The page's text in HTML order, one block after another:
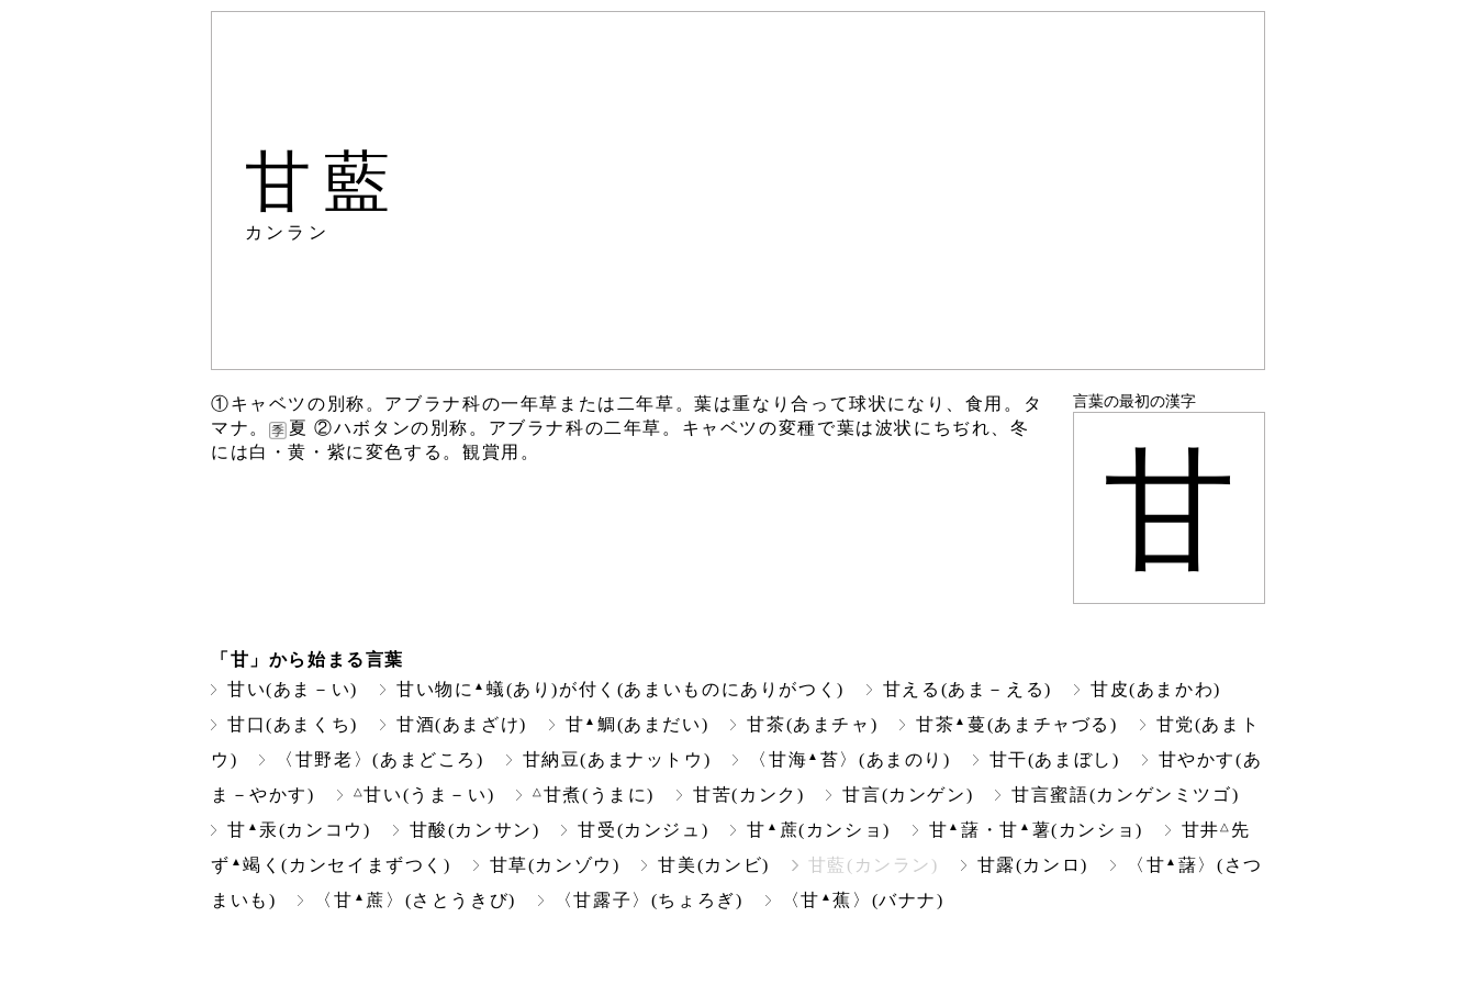
甘藍
カンラン
①キャベツの別称。アブラナ科の一年草または二年草。葉は重なり合って球状になり、食用。タ
マナ。
夏 ②ハボタンの別称。アブラナ科の二年草。キャベツの変種で葉は波状にちぢれ、冬
には白・黄・紫に変色する。観賞用。
言葉の最初の漢字
甘
「甘」から始まる言葉
甘い(あま－い)
甘い物に ▲ 蟻(あり)が付く(あまいものにありがつく) 甘える(あま－える)
甘皮(あまかわ)
甘口(あまくち)
甘酒(あまざけ) 甘 ▲鯛(あまだい) 甘茶(あまチャ) 甘茶 ▲蔓(あまチャづる)
甘党(あまト
ウ)
〈甘野老〉(あまどころ) 甘納豆(あまナットウ) 〈甘海 ▲ 苔〉(あまのり) 甘干(あまぼし)
甘やかす(あ
ま－やかす)
△甘い(うま－い) △ 甘煮(うまに) 甘苦(カンク) 甘言(カンゲン)
甘言蜜語(カンゲンミツゴ)
甘 ▲ 汞(カンコウ) 甘酸(カンサン) 甘受(カンジュ) 甘 ▲ 蔗(カンショ) 甘 ▲藷・甘 ▲ 薯(カンショ) 甘井△ 先
ず ▲竭く(カンセイまずつく) 甘草(カンゾウ) 甘美(カンビ) 甘藍(カンラン) 甘露(カンロ) 〈甘 ▲ 藷〉(さつ
まいも)
〈甘 ▲ 蔗〉(さとうきび) 〈甘露子〉(ちょろぎ) 〈甘 ▲蕉〉(バナナ)